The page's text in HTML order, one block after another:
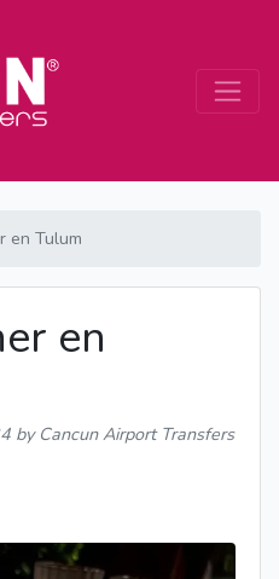
en Tulum
en
by Cancun Airport Transfers